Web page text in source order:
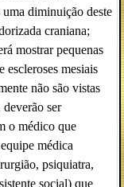
diminuição deste
craniana;
mostrar pequenas
escleroses mesiais
não são vistas
ser
o médico que
médica
psiquiatra,
social) que